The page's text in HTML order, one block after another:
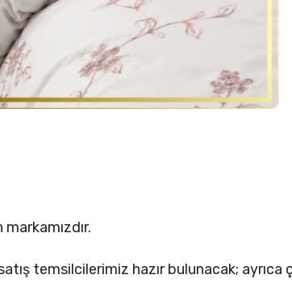
temsilcilerimiz hazır bulunacak; ayrıca